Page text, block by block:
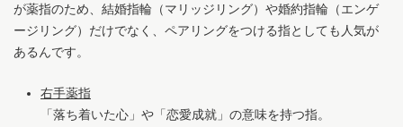
が薬指のため、結婚指輪（マリッジリング）や婚約指輪（エンゲ
ージリング）だけでなく、ペアリングをつける指としても人気が
あるんです。
右手薬指
「落ち着いた心」や「恋愛成就」の意味を持つ指。